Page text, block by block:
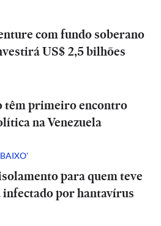
com fundo soberano
US$ 2,5 bilhões
têm primeiro encontro
na Venezuela
para quem teve
por hantavírus